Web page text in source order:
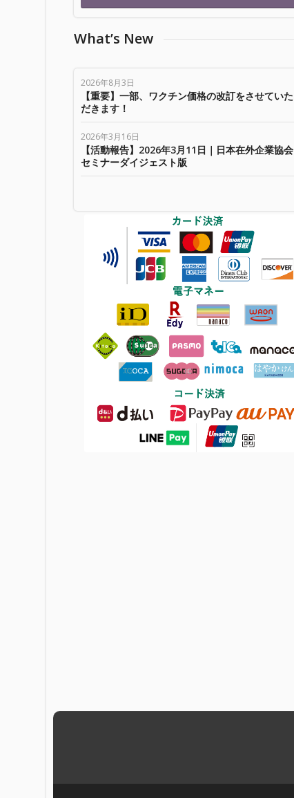
What’s New
2026年8月3日
【重要】一部、ワクチン価格の改訂をさせていた
だきます！
2026年3月16日
【活動報告】2026年3月11日｜日本在外企業協会
セミナーダイジェスト版